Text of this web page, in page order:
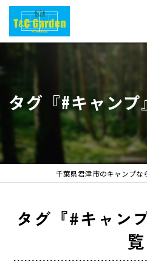
タグ『#キャン
千葉県君津市のキャンプな
タグ『#キャン
覧